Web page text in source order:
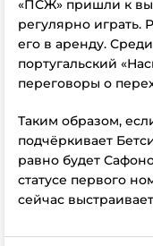
«ПСЖ» пришли к
регулярно играть.
его в аренду.
португальский
переговоры о
Таким образом,
подчёркивает
равно будет
статусе первого
сейчас